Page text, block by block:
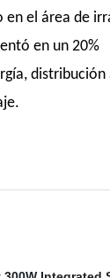
en el área de
en un 20%